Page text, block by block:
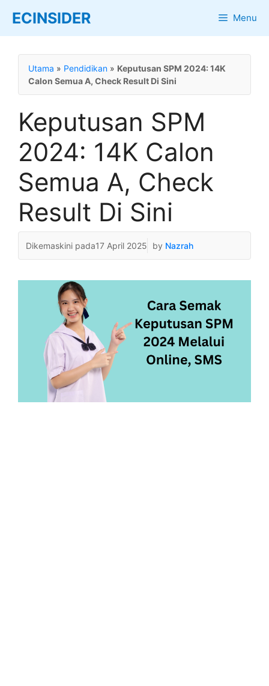
content
ECINSIDER Menu
Utama » Pendidikan » Keputusan SPM 2024: 14K
Calon Semua A, Check Result Di Sini
Keputusan SPM
2024: 14K Calon
Semua A, Check
Result Di Sini
17 April 2025 by Nazrah